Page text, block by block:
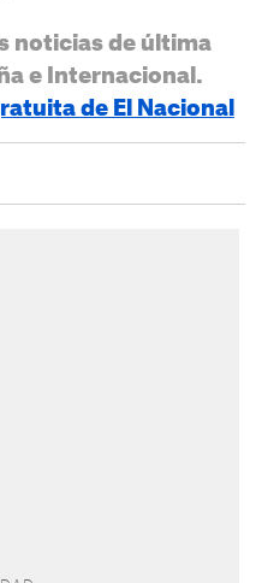
noticias de última
e Internacional.
de El Nacional